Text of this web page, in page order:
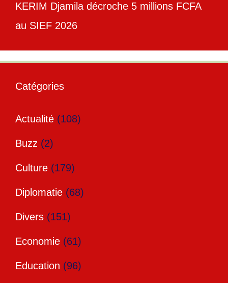
KERIM Djamila décroche 5 millions FCFA
au SIEF 2026
Catégories
Actualité (108)
Buzz (2)
Culture (179)
Diplomatie (68)
Divers (151)
Economie (61)
Education (96)